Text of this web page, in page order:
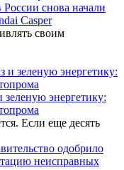
снова начали
Casper
своим
зеленую энергетику:
Если еще десять